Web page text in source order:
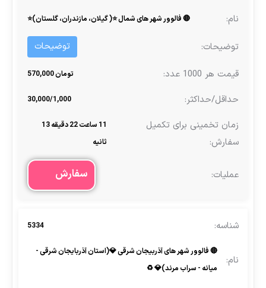
🔴 فالوور شهر های شمال ⭐( گیلان، مازندران، گلستان)⭐
توضیحات
تومان 570,000
30,000/1,000
11 ساعت 22 دقیقه 13
ثانیه
سفارش
5334
🔴 فالوور شهر های آذربیجان شرقی 💎(استان آذربایجان شرقی -
میانه - سراب مرند)💎 ♻